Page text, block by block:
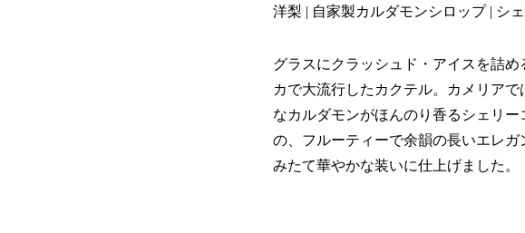
洋梨 | 自家製カルダモンシロップ | シ
グラスにクラッシュド・アイスを詰
カで大流行したカクテル。カメリア
なカルダモンがほんのり香るシェリ
の、フルーティーで余韻の長いエレ
みたて華やかな装いに仕上げました。